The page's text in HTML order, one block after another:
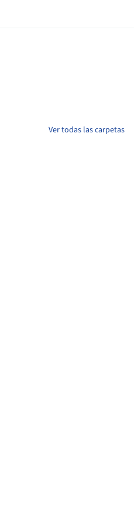
Ver todas las carpetas